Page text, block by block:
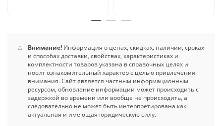
⚠️ Внимание! Информация о ценах, скидках, наличии, сроках
и способах доставки, свойствах, характеристиках и
комплектности товаров указана в справочных целях и
носит ознакомительный характер с целью привлечения
внимания. Сайт является частным информационным
ресурсом, обновление информации может происходить с
задержкой во времени или вообще не происходить, а
следовательно не может быть интерпретирована как
актуальная и имеющая юридическую силу.